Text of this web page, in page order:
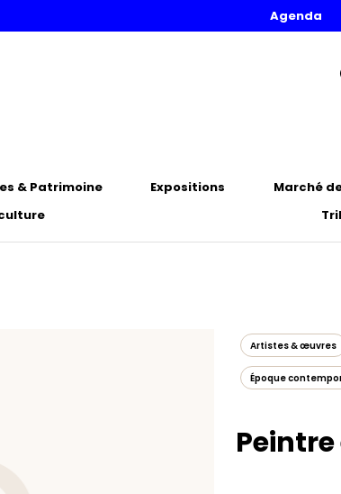
Agenda
& Patrimoine Expositions Marché
Artistes & œuvres
Époque